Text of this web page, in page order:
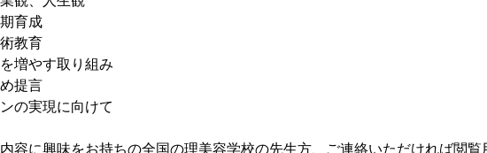
育成
教育
を増やす取り組み
提言
ンの実現に向けて
容に興味をお持ちの全国の理美容学校の先生方、ご連絡いただければ閲覧